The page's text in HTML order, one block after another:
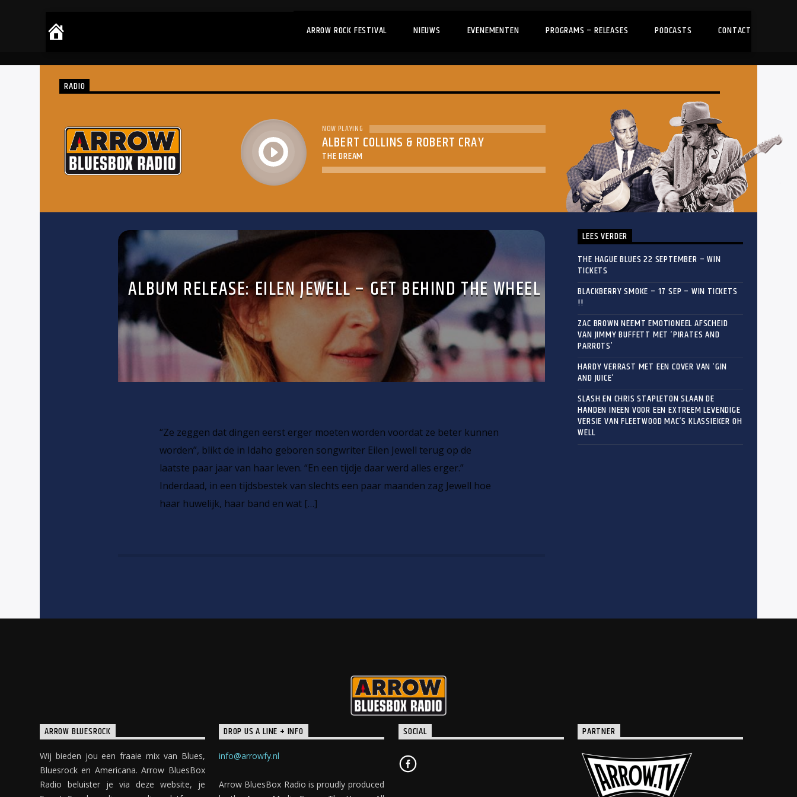
ARROW ROCK FESTIVAL NIEUWS EVENEMENTEN PROGRAMS – RELEASES PODCASTS CONTACT
RADIO
play
NOW PLAYING
ALBERT COLLINS & ROBERT CRAY
THE DREAM
ALBUM RELEASE: EILEN JEWELL – GET BEHIND THE WHEEL
“Ze zeggen dat dingen eerst erger moeten worden voordat ze beter kunnen
worden”, blikt de in Idaho geboren songwriter Eilen Jewell terug op de
laatste paar jaar van haar leven. “En een tijdje daar werd alles erger.”
Inderdaad, in een tijdsbestek van slechts een paar maanden zag Jewell hoe
haar huwelijk, haar band en wat […]
LEES VERDER
THE HAGUE BLUES 22 SEPTEMBER – WIN
TICKETS
BLACKBERRY SMOKE – 17 SEP – WIN TICKETS
!!
ZAC BROWN NEEMT EMOTIONEEL AFSCHEID
VAN JIMMY BUFFETT MET ‘PIRATES AND
PARROTS’
HARDY VERRAST MET EEN COVER VAN ‘GIN
AND JUICE’
SLASH EN CHRIS STAPLETON SLAAN DE
HANDEN INEEN VOOR EEN EXTREEM LEVENDIGE
VERSIE VAN FLEETWOOD MAC’S KLASSIEKER OH
WELL
ARROW BLUESROCK
Wij bieden jou een fraaie mix van Blues,
Bluesrock en Americana. Arrow BluesBox
Radio beluister je via deze website, je
DROP US A LINE + INFO
info@arrowfy.nl
Arrow BluesBox Radio is proudly produced
SOCIAL PARTNER